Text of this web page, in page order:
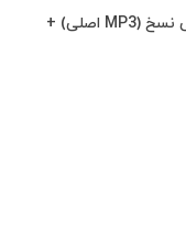
دانلود آهنگ مسعود جلیلیان و رامین تجنگی نسخ (MP3 اصلی) +